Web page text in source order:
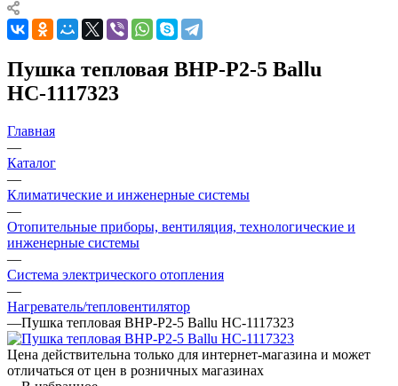
Пушка тепловая BHP-P2-5 Ballu
НС-1117323
Главная
—
Каталог
—
Климатические и инженерные системы
—
Отопительные приборы, вентиляция, технологические и
инженерные системы
—
Система электрического отопления
—
Нагреватель/тепловентилятор
—Пушка тепловая BHP-P2-5 Ballu НС-1117323
Цена действительна только для интернет-магазина и может
отличаться от цен в розничных магазинах